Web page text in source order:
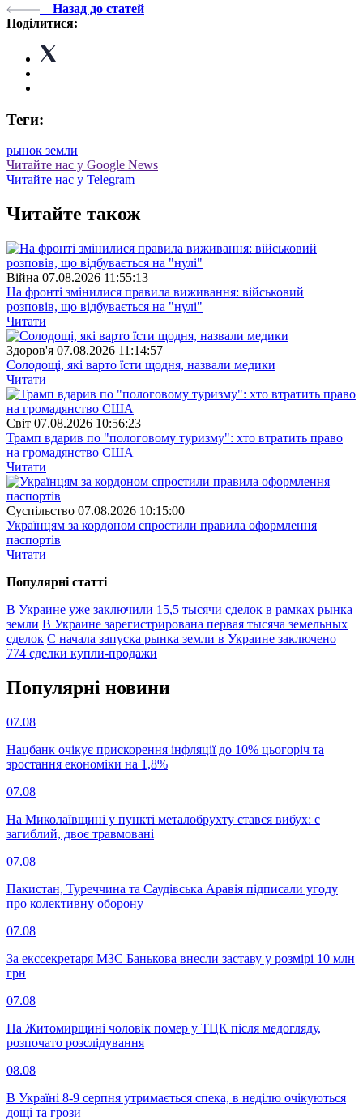
Назад до статей
Поділитися:
Теги:
рынок земли
Читайте нас у Google News
Читайте нас у Telegram
Читайте також
Війна 07.08.2026 11:55:13
На фронті змінилися правила виживання: військовий
розповів, що відбувається на "нулі"
Читати
Здоров'я 07.08.2026 11:14:57
Солодощі, які варто їсти щодня, назвали медики
Читати
Свiт 07.08.2026 10:56:23
Трамп вдарив по "пологовому туризму": хто втратить право
на громадянство США
Читати
Суспiльство 07.08.2026 10:15:00
Українцям за кордоном спростили правила оформлення
паспортів
Читати
Популярнi статтi
В Украине уже заключили 15,5 тысячи сделок в рамках рынка
земли В Украине зарегистрирована первая тысяча земельных
сделок С начала запуска рынка земли в Украине заключено
774 сделки купли-продажи
Популярнi новини
07.08
Нацбанк очікує прискорення інфляції до 10% цьогоріч та
зростання економіки на 1,8%
07.08
На Миколаївщині у пункті металобрухту стався вибух: є
загиблий, двоє травмовані
07.08
Пакистан, Туреччина та Саудівська Аравія підписали угоду
про колективну оборону
07.08
За екссекретаря МЗС Банькова внесли заставу у розмірі 10 млн
грн
07.08
На Житомирщині чоловік помер у ТЦК після медогляду,
розпочато розслідування
08.08
В Україні 8-9 серпня утримається спека, в неділю очікуються
дощі та грози